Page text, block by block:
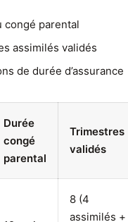
congé parental
assimilés validés
de durée d’assurance
Durée
congé
parental
Trimestres
validés
8 (4
assimilés +